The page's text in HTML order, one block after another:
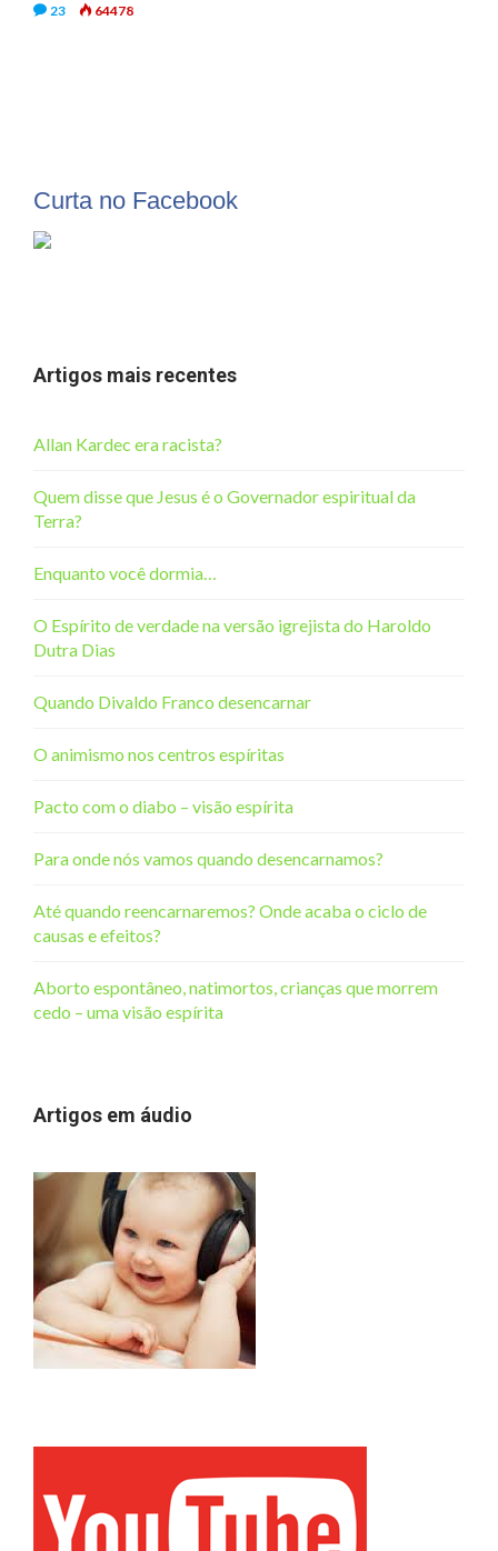
23 64478
Curta no Facebook
Artigos mais recentes
Allan Kardec era racista?
Quem disse que Jesus é o Governador espiritual da
Terra?
Enquanto você dormia…
O Espírito de verdade na versão igrejista do Haroldo
Dutra Dias
Quando Divaldo Franco desencarnar
O animismo nos centros espíritas
Pacto com o diabo – visão espírita
Para onde nós vamos quando desencarnamos?
Até quando reencarnaremos? Onde acaba o ciclo de
causas e efeitos?
Aborto espontâneo, natimortos, crianças que morrem
cedo – uma visão espírita
Artigos em áudio